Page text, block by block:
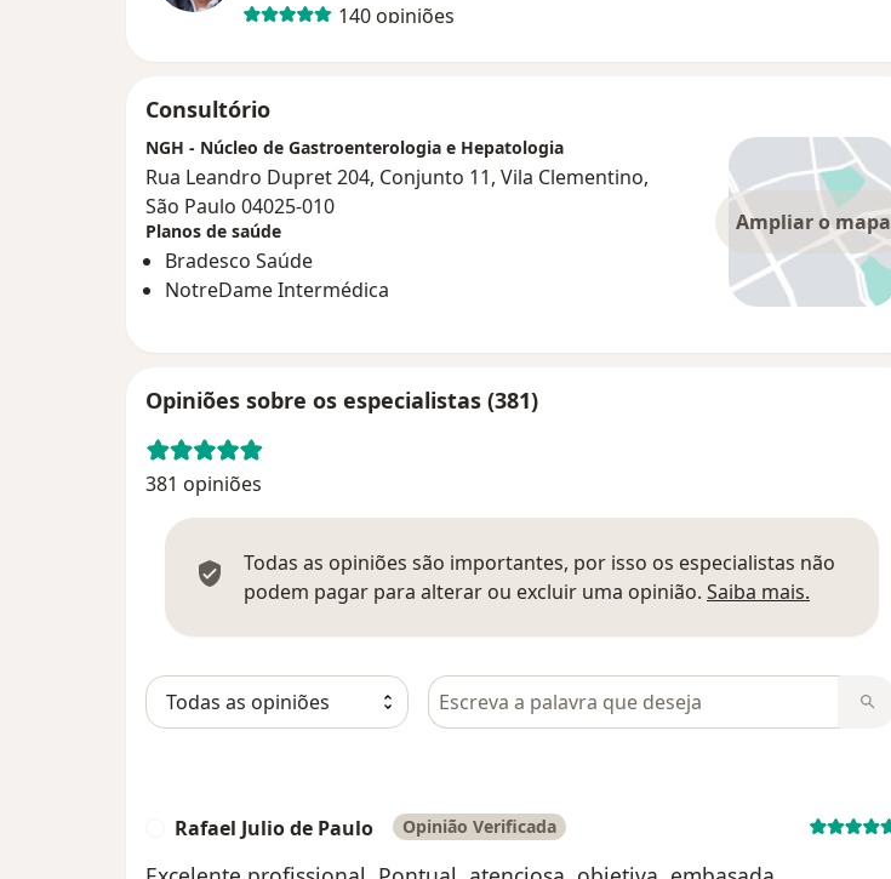
140 opiniões
Consultório
Ampliar o mapa
NGH - Núcleo de Gastroenterologia e Hepatologia
Rua Leandro Dupret 204, Conjunto 11, Vila Clementino,
São Paulo 04025-010
Planos de saúde
Bradesco Saúde
NotreDame Intermédica
Opiniões sobre os especialistas (381)
381 opiniões
Todas as opiniões são importantes, por isso os especialistas não
podem pagar para alterar ou excluir uma opinião. Saiba mais.
Pesquisar em opiniões
Rafael Julio de Paulo Opinião Verificada